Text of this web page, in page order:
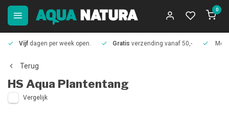
0
Vijf dagen per week open. Gratis verzending vanaf 50,-
Terug
HS Aqua Plantentang
Vergelijk